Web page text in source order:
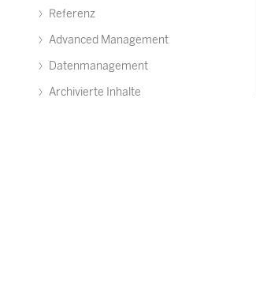
Referenz
Advanced Management
Datenmanagement
Archivierte Inhalte